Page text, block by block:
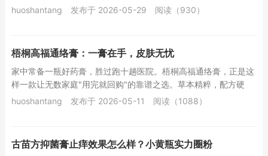
阴囊部位潮湿闷热，特别适合真菌繁殖，感染后会伴...
huoshantang 发布于 2026-05-29 阅读（930）
梧桐高福通络膏：一膏在手，皮肤无忧
家中常备一瓶好药膏，胜过跑十趟医院。梧桐高福通络膏，正是这
样一款让无数家庭"用完就回购"的靠谱之选。草本精粹，配方硬
核。 梧桐高福通络膏汇聚...
huoshantang 发布于 2026-05-11 阅读（1088）
古苗方抑菌膏止痒效果怎么样？小黄瓶实力圈粉